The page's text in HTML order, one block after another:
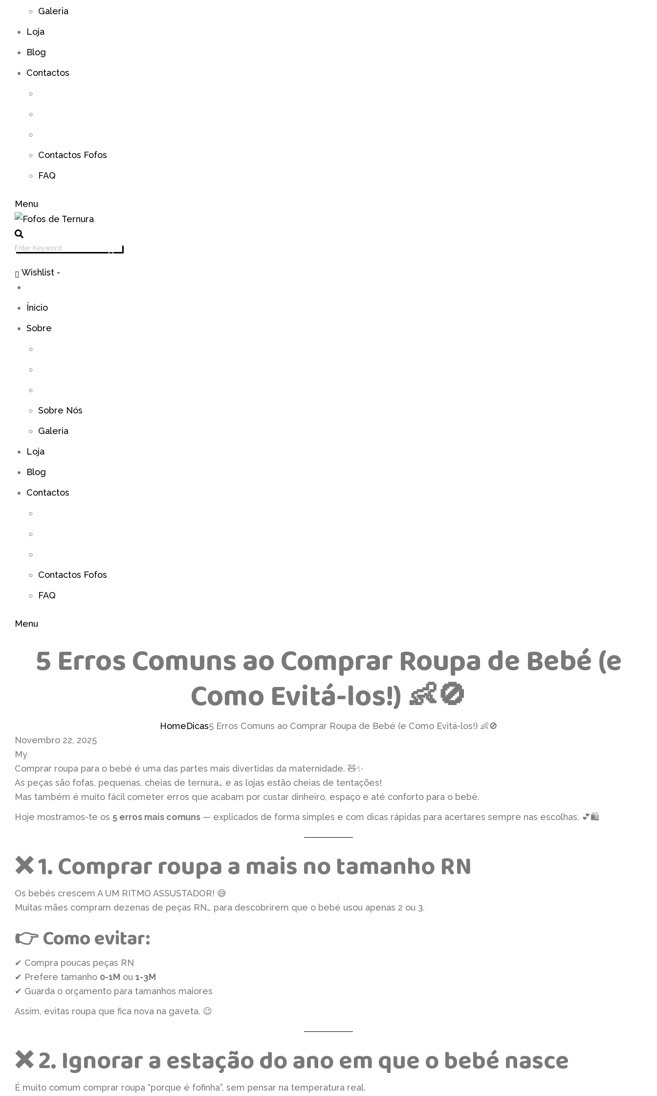
Galeria
Loja
Blog
Contactos
Contactos Fofos
FAQ
Menu
Wishlist -
Ínicio
Sobre
Sobre Nós
Galeria
Loja
Blog
Contactos
Contactos Fofos
FAQ
Menu
5 Erros Comuns ao Comprar Roupa de Bebé (e
Como Evitá-los!) 👶🚫
HomeDicas5 Erros Comuns ao Comprar Roupa de Bebé (e Como Evitá-los!) 👶🚫
Novembro 22, 2025
My
Comprar roupa para o bebé é uma das partes mais divertidas da maternidade. 🧸✨
As peças são fofas, pequenas, cheias de ternura… e as lojas estão cheias de tentações!
Mas também é muito fácil cometer erros que acabam por custar dinheiro, espaço e até conforto para o bebé.
Hoje mostramos-te os 5 erros mais comuns — explicados de forma simples e com dicas rápidas para acertares sempre nas escolhas. 💕🛍️
❌ 1. Comprar roupa a mais no tamanho RN
Os bebés crescem A UM RITMO ASSUSTADOR! 😅
Muitas mães compram dezenas de peças RN… para descobrirem que o bebé usou apenas 2 ou 3.
👉 Como evitar:
✔ Compra poucas peças RN
✔ Prefere tamanho 0-1M ou 1-3M
✔ Guarda o orçamento para tamanhos maiores
Assim, evitas roupa que fica nova na gaveta. 😉
❌ 2. Ignorar a estação do ano em que o bebé nasce
É muito comum comprar roupa “porque é fofinha”, sem pensar na temperatura real.